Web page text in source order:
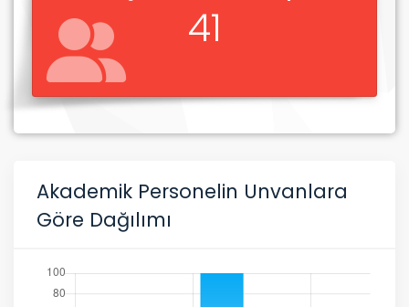
41
Akademik Personelin Unvanlara
Göre Dağılımı